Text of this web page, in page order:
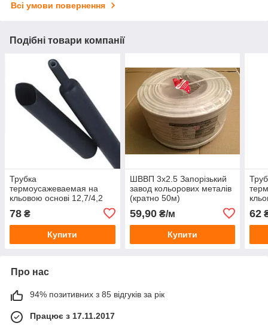
Всі умови повернення
Подібні товари компанії
Трубка
термоусажеваемая на
кльовою основі 12,7/4,2
78 ₴
Купити
ШВВП 3х2.5 Запорізький
завод кольорових металів
(кратно 50м)
59,90₴/м
Купити
62
Про нас
94% позитивних з 85 відгуків за рік
Працює з 17.11.2017